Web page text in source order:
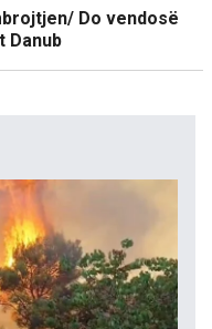
Do vendosë
Danub